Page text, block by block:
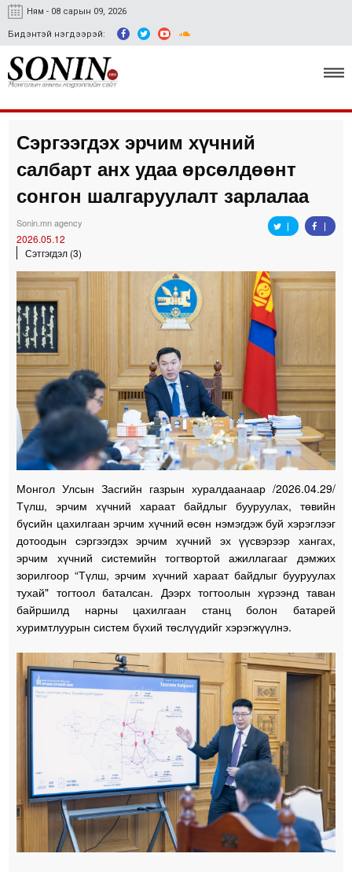
Ням - 08 сарын 09, 2026
Бидэнтэй нэгдээрэй:
Улс төр, эдийн засаг
Гэмт хэрэг
Нийгэм, соёл
Easy news
Сэргээгдэх эрчим хүчний
салбарт анх удаа өрсөлдөөнт
сонгон шалгаруулалт зарлалаа
Sonin.mn agency
2026.05.12
Сэтгэгдэл (3)
Монгол Улсын Засгийн газрын хуралдаанаар /2026.04.29/
Түлш, эрчим хүчний хараат байдлыг бууруулах, төвийн
бүсийн цахилгаан эрчим хүчний өсөн нэмэгдэж буй хэрэглээг
дотоодын сэргээгдэх эрчим хүчний эх үүсвэрээр хангах,
эрчим хүчний системийн тогтвортой ажиллагааг дэмжих
зорилгоор “Түлш, эрчим хүчний хараат байдлыг бууруулах
тухай" тогтоол баталсан. Дээрх тогтоолын хүрээнд таван
байршилд нарны цахилгаан станц болон батарей
хуримтлуурын систем бүхий төслүүдийг хэрэгжүүлнэ.